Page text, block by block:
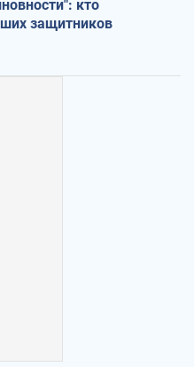
кто
защитников